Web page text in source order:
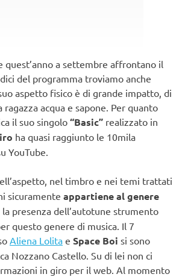
quest’anno a settembre affrontano il
del programma troviamo anche
suo aspetto fisico è di grande impatto, di
ragazza acqua e sapone. Per quanto
il suo singolo “Basic” realizzato in
ha quasi raggiunto le 10mila
YouTube.
nel timbro e nei temi trattati
sicuramente appartiene al genere
presenza dell’autotune strumento
questo genere di musica. Il 7
Aliena Lolita e Space Boi si sono
Nozzano Castello. Su di lei non ci
in giro per il web. Al momento